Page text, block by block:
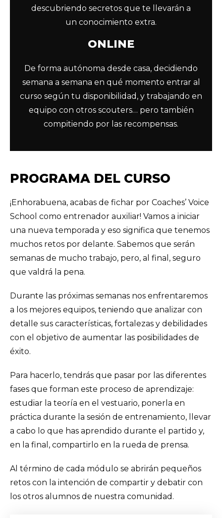
descubriendo secretos que te llevarán a
un conocimiento extra.
ONLINE
De forma autónoma desde casa, decidiendo
semana a semana en qué momento entrar al
curso según tu disponibilidad, y trabajando en
equipo con otros scouters… pero también
compitiendo por las recompensas.
PROGRAMA DEL CURSO
¡Enhorabuena, acabas de fichar por Coaches’ Voice
School como entrenador auxiliar! Vamos a iniciar
una nueva temporada y eso significa que tenemos
muchos retos por delante. Sabemos que serán
semanas de mucho trabajo, pero, al final, seguro
que valdrá la pena.
Durante las próximas semanas nos enfrentaremos
a los mejores equipos, teniendo que analizar con
detalle sus características, fortalezas y debilidades
con el objetivo de aumentar las posibilidades de
éxito.
Para hacerlo, tendrás que pasar por las diferentes
fases que forman este proceso de aprendizaje:
estudiar la teoría en el vestuario, ponerla en
práctica durante la sesión de entrenamiento, llevar
a cabo lo que has aprendido durante el partido y,
en la final, compartirlo en la rueda de prensa.
Al término de cada módulo se abrirán pequeños
retos con la intención de compartir y debatir con
los otros alumnos de nuestra comunidad.